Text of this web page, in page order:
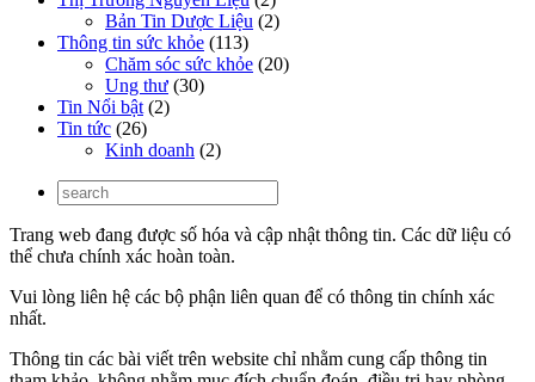
Bản Tin Dược Liệu (2)
Thông tin sức khỏe (113)
Chăm sóc sức khỏe (20)
Ung thư (30)
Tin Nổi bật (2)
Tin tức (26)
Kinh doanh (2)
Trang web đang được số hóa và cập nhật thông tin. Các dữ liệu có
thể chưa chính xác hoàn toàn.
Vui lòng liên hệ các bộ phận liên quan để có thông tin chính xác
nhất.
Thông tin các bài viết trên website chỉ nhằm cung cấp thông tin